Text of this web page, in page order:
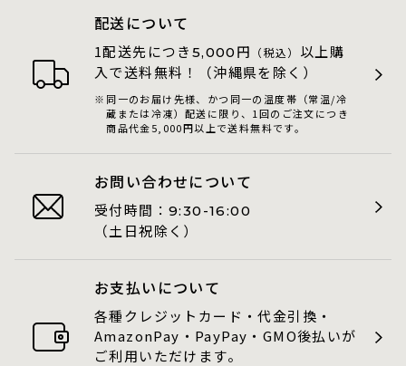
配送について
1配送先につき 5,000 円 （税込） 以上購
入で送料無料！（沖縄県を除く）
同一のお届け先様、かつ同一の温度帯（常温/冷
蔵または冷凍）配送に限り、1回のご注文につき
商品代金5,000円以上で送料無料です。
お問い合わせについて
受付時間： 9:30-16:00
（土日祝除く）
お支払いについて
各種クレジットカード・代金引換・
AmazonPay・PayPay・GMO後払いが
ご利用いただけます。